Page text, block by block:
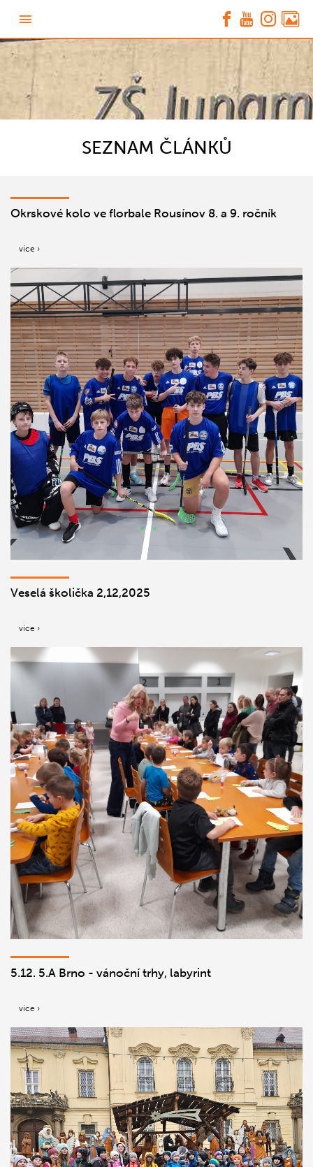
SEZNAM ČLÁNKŮ
Okrskové kolo ve florbale Rousínov 8. a 9. ročník
více ›
Veselá školička 2,12,2025
více ›
5.12. 5.A Brno - vánoční trhy, labyrint
více ›